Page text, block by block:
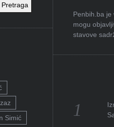
Pretraga
Simić
Penbih.ba
mogu
stavove